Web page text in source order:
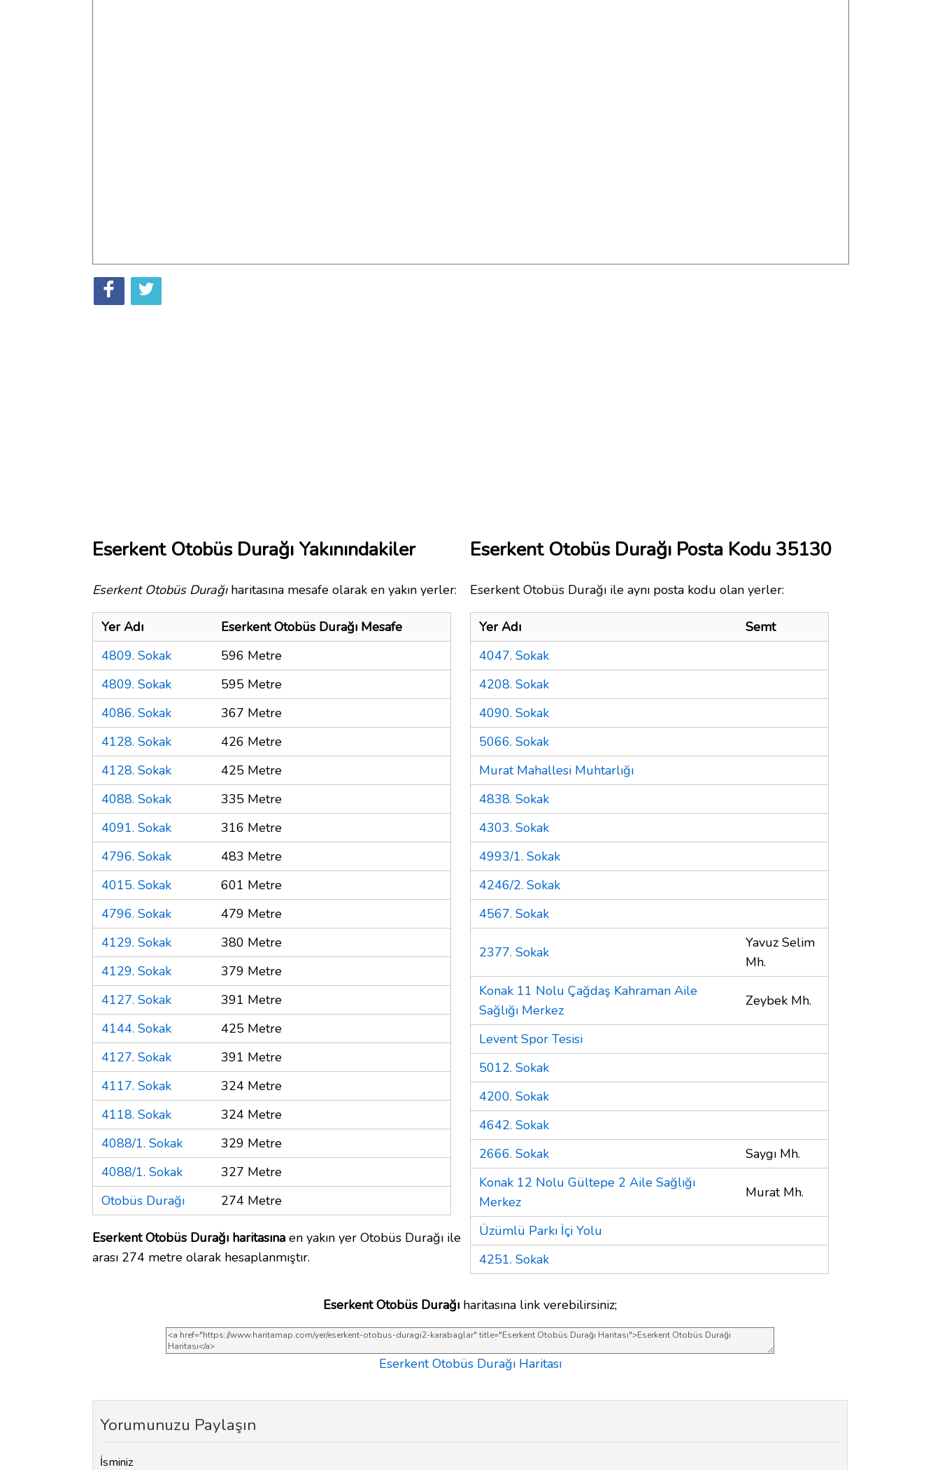
Eserkent Otobüs Durağı Yakınındakiler
Eserkent Otobüs Durağıharitasına mesafe olarak en yakın yerler:
Yer Adı
Eserkent Otobüs Durağı Mesafe
4809. Sokak
596 Metre
4809. Sokak
595 Metre
4086. Sokak
367 Metre
4128. Sokak
426 Metre
4128. Sokak
425 Metre
4088. Sokak
335 Metre
4091. Sokak
316 Metre
4796. Sokak
483 Metre
4015. Sokak
601 Metre
4796. Sokak
479 Metre
4129. Sokak
380 Metre
4129. Sokak
379 Metre
4127. Sokak
391 Metre
4144. Sokak
425 Metre
4127. Sokak
391 Metre
4117. Sokak
324 Metre
4118. Sokak
324 Metre
4088/1. Sokak
329 Metre
4088/1. Sokak
327 Metre
Otobüs Durağı
274 Metre
Eserkent Otobüs Durağı haritasına en yakın yer Otobüs Durağı ile
arası 274 metre olarak hesaplanmıştır.
Eserkent Otobüs Durağı Posta Kodu 35130
Eserkent Otobüs Durağı ile aynı posta kodu olan yerler:
Yer Adı
Semt
4047. Sokak
4208. Sokak
4090. Sokak
5066. Sokak
Murat Mahallesi Muhtarlığı
4838. Sokak
4303. Sokak
4993/1. Sokak
4246/2. Sokak
4567. Sokak
2377. Sokak
Yavuz Selim
Mh.
Konak 11 Nolu Çağdaş Kahraman Aile
Sağlığı Merkez
Zeybek Mh.
Levent Spor Tesisi
5012. Sokak
4200. Sokak
4642. Sokak
2666. Sokak
Saygı Mh.
Konak 12 Nolu Gültepe 2 Aile Sağlığı
Merkez
Murat Mh.
Üzümlü Parkı İçi Yolu
4251. Sokak
Eserkent Otobüs Durağı haritasına link verebilirsiniz;
Eserkent Otobüs Durağı Haritası
Yorumunuzu Paylaşın
İsminiz